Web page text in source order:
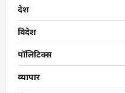
समर्थन
देश
विदेश
पॉलिटिक्स
व्यापार